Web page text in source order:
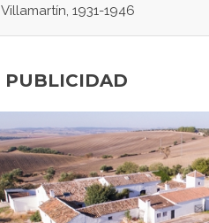
Villamartín, 1931-1946
concentración nazis
fundaciones de Bornos
El Frente Popular. Ubrique,
1936
PUBLICIDAD